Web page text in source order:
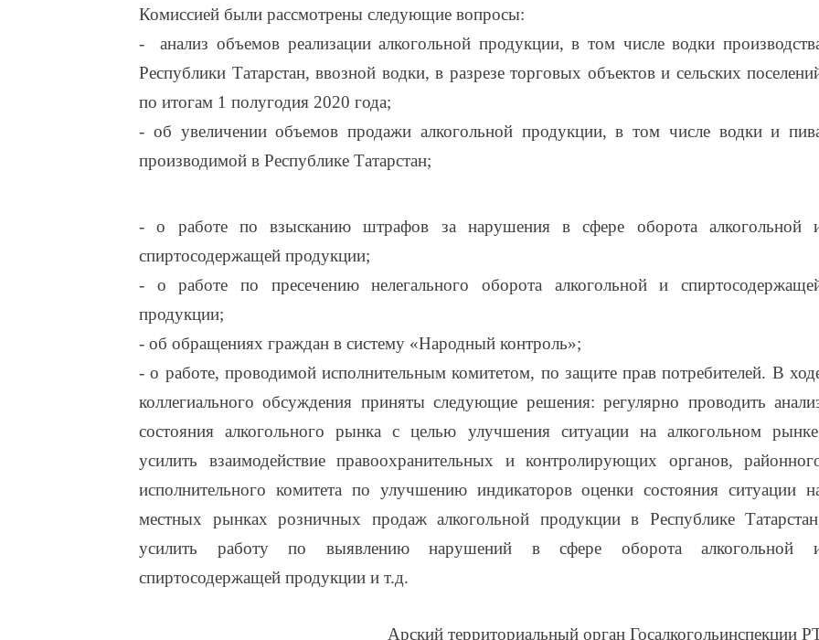
Комиссией были рассмотрены следующие вопросы:
- анализ объемов реализации алкогольной продукции, в том числе водки
Республики Татарстан, ввозной водки, в разрезе торговых объектов и сельских
по итогам 1 полугодия 2020 года;
- об увеличении объемов продажи алкогольной продукции, в том числе водки и
производимой в Республике Татарстан;
- о работе по взысканию штрафов за нарушения в сфере оборота алкогольной
спиртосодержащей продукции;
- о работе по пресечению нелегального оборота алкогольной и
продукции;
- об обращениях граждан в систему «Народный контроль»;
- о работе, проводимой исполнительным комитетом, по защите прав потребителей. В
коллегиального обсуждения приняты следующие решения: регулярно проводить
состояния алкогольного рынка с целью улучшения ситуации на алкогольном
усилить взаимодействие правоохранительных и контролирующих органов,
исполнительного комитета по улучшению индикаторовоценки состояния ситуации
местных рынках розничных продаж алкогольной продукции в Республике
усилить работу по выявлению нарушений в сфере оборота алкогольной
спиртосодержащей продукции и т.д.
Арский территориальный орган Госалкогольинспекции